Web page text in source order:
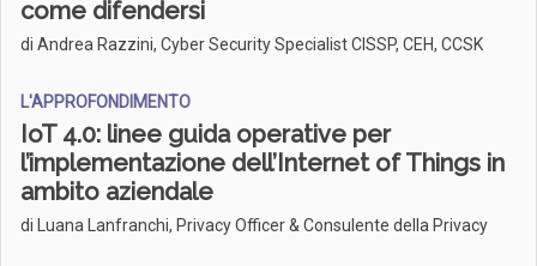
come difendersi
di Andrea Razzini, Cyber Security Specialist CISSP, CEH, CCSK
L'APPROFONDIMENTO
IoT 4.0: linee guida operative per
l’implementazione dell’Internet of Things in
ambito aziendale
di Luana Lanfranchi, Privacy Officer & Consulente della Privacy